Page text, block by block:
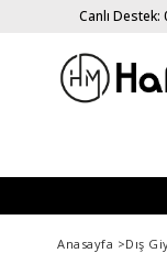
Canlı
Anasayfa >Dış